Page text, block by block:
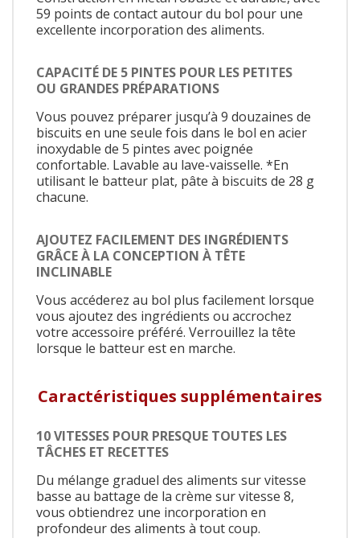
59 points de contact autour du bol pour une
excellente incorporation des aliments.
CAPACITÉ DE 5 PINTES POUR LES PETITES
OU GRANDES PRÉPARATIONS
Vous pouvez préparer jusqu’à 9 douzaines de
biscuits en une seule fois dans le bol en acier
inoxydable de 5 pintes avec poignée
confortable. Lavable au lave-vaisselle. *En
utilisant le batteur plat, pâte à biscuits de 28 g
chacune.
AJOUTEZ FACILEMENT DES INGRÉDIENTS
GRÂCE À LA CONCEPTION À TÊTE
INCLINABLE
Vous accéderez au bol plus facilement lorsque
vous ajoutez des ingrédients ou accrochez
votre accessoire préféré. Verrouillez la tête
lorsque le batteur est en marche.
Caractéristiques supplémentaires
10 VITESSES POUR PRESQUE TOUTES LES
TÂCHES ET RECETTES
Du mélange graduel des aliments sur vitesse
basse au battage de la crème sur vitesse 8,
vous obtiendrez une incorporation en
profondeur des aliments à tout coup.